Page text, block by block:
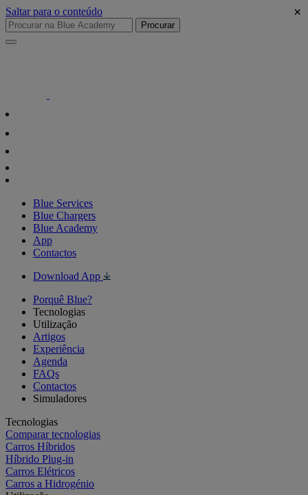
Saltar para o conteúdo
Procurar
Blue Services
Blue Chargers
Blue Academy
App
Contactos
Download App
Porquê Blue?
Tecnologias
Utilização
Artigos
Experiência
Agenda
FAQs
Contactos
Simuladores
Tecnologias
Comparar tecnologias
Carros Híbridos
Híbrido Plug-in
Carros Elétricos
Carros a Hidrogénio
×